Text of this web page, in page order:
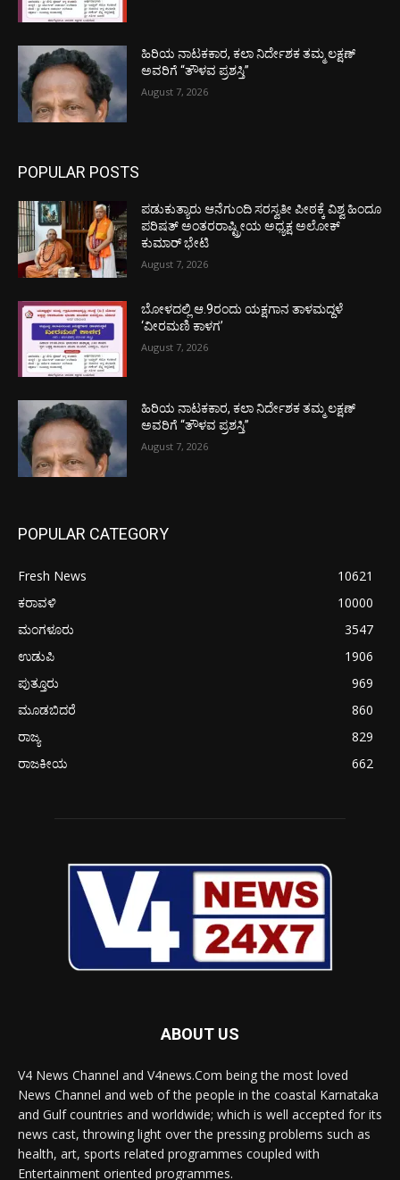
ಹಿರಿಯ ನಾಟಕಕಾರ, ಕಲಾ ನಿರ್ದೇಶಕ ತಮ್ಮ ಲಕ್ಷಣ್
ಅವರಿಗೆ “ತೌಳವ ಪ್ರಶಸ್ತಿ”
August 7, 2026
POPULAR POSTS
ಪಡುಕುತ್ಯಾರು ಆನೆಗುಂದಿ ಸರಸ್ವತೀ ಪೀಠಕ್ಕೆ ವಿಶ್ವ ಹಿಂದೂ
ಪರಿಷತ್ ಅಂತರರಾಷ್ಟ್ರೀಯ ಅಧ್ಯಕ್ಷ ಅಲೋಕ್
ಕುಮಾರ್ ಭೇಟಿ
August 7, 2026
ಬೋಳದಲ್ಲಿ ಆ.9ರಂದು ಯಕ್ಷಗಾನ ತಾಳಮದ್ದಳೆ
‘ವೀರಮಣಿ ಕಾಳಗ’
August 7, 2026
ಹಿರಿಯ ನಾಟಕಕಾರ, ಕಲಾ ನಿರ್ದೇಶಕ ತಮ್ಮ ಲಕ್ಷಣ್
ಅವರಿಗೆ “ತೌಳವ ಪ್ರಶಸ್ತಿ”
August 7, 2026
POPULAR CATEGORY
Fresh News
10621
ಕರಾವಳಿ
10000
ಮಂಗಳೂರು
3547
ಉಡುಪಿ
1906
ಪುತ್ತೂರು
969
ಮೂಡಬಿದರೆ
860
ರಾಜ್ಯ
829
ರಾಜಕೀಯ
662
ABOUT US
V4 News Channel and V4news.Com being the most loved
News Channel and web of the people in the coastal Karnataka
and Gulf countries and worldwide; which is well accepted for its
news cast, throwing light over the pressing problems such as
health, art, sports related programmes coupled with
Entertainment oriented programmes.